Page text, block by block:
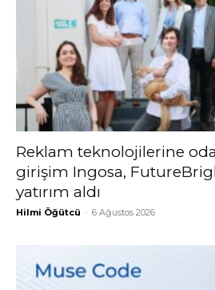
Reklam teknolojilerine
girişim Ingosa,
yatırım aldı
Hilmi Öğütcü - 6 Ağustos 2026